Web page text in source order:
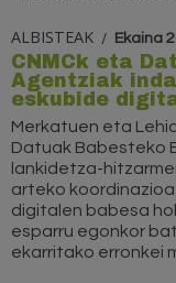
ALBISTEAK Ekaina
CNMCk eta
Agentziak
eskubide
Merkatuen eta
Datuak Babesteko
lankidetza-
arteko
digitalen babesa
esparru egonkor
ekarritako erronkei